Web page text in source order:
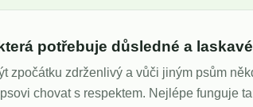
potřebuje důsledné a
zpočátku zdrženlivý a vůči jiným psům
chovat s respektem. Nejlépe funguje